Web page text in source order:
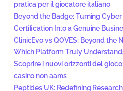
pratica per il giocatore italiano
Beyond the Badge: Turning Cyber
Certification Into a Genuine
ClinicEvo vs QOVES: Beyond the
Which Platform Truly
Scoprire i nuovi orizzonti del
casino non aams
Peptides UK: Redefining Research